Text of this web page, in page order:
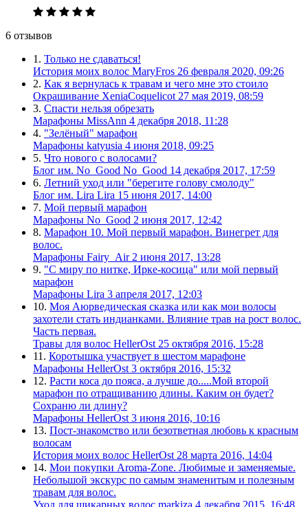
6 отзывов
1. Только не сдаваться!
История моих волос MaryFros 26 февраля 2020, 09:26
2. Как я вернулась к травам и чего мне это стоило
Окрашивание XeniaCoquelicot 27 мая 2019, 08:59
3. Спасти нельзя обрезать
Марафоны MissAnn 4 декабря 2018, 11:28
4. "Зелёный" марафон
Марафоны katyusia 4 июня 2018, 09:25
5. Что нового с волосами?
Блог им. No_Good No_Good 14 декабря 2017, 17:59
6. Летний уход или "берегите голову смолоду"
Блог им. Lira Lira 15 июня 2017, 14:00
7. Мой первый марафон
Марафоны No_Good 2 июня 2017, 12:42
8. Марафон 10. Мой первый марафон. Винегрет для
волос.
Марафоны Fairy_Air 2 июня 2017, 13:28
9. "С миру по нитке, Ирке-косица" или мой первый
марафон
Марафоны Lira 3 апреля 2017, 12:03
10. Моя Аюрведическая сказка или как мои волосы
захотели стать индианками. Влияние трав на рост волос.
Часть первая.
Травы для волос HellerOst 25 октября 2016, 15:28
11. Коротышка участвует в шестом марафоне
Марафоны HellerOst 3 октября 2016, 15:32
12. Расти коса до пояса, а лучше до.....Мой второй
марафон по отращиванию длины. Каким он будет?
Сохраню ли длину?
Марафоны HellerOst 3 июня 2016, 10:16
13. Пост-знакомство или безответная любовь к красным
волосам
История моих волос HellerOst 28 марта 2016, 14:04
14. Мои покупки Aroma-Zone. Любимые и заменяемые.
Небольшой экскурс по самым знаменитым и полезным
травам для волос.
Уход для шикарных волос markiza 4 декабря 2015, 16:48